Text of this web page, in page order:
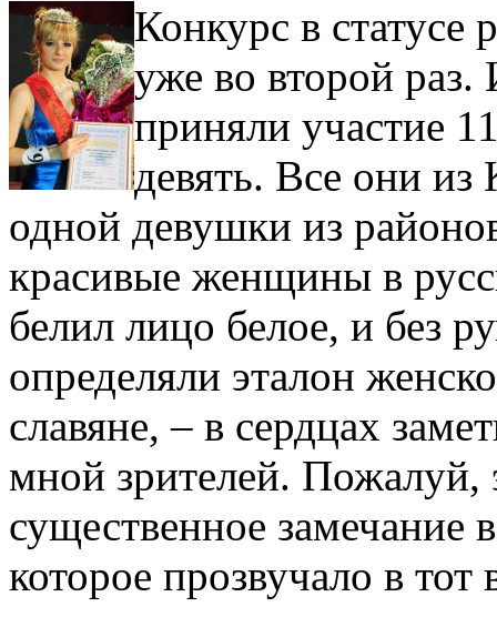
Конкурс в статусе
уже во второй
приняли участие
девять. Все они
одной девушки из
красивые женщины в
белил лицо белое, и без
определяли эталон
славяне, – в сердцах
мной зрителей. Пожалуй,
существенное замечание
которое прозвучало в тот